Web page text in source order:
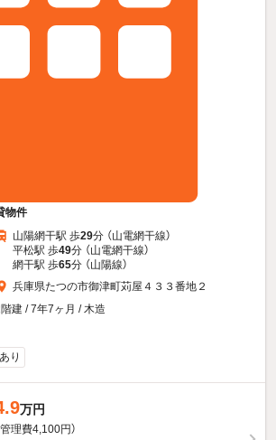
物件
山陽網干駅 歩29分 （山電網干線）
平松駅 歩49分 （山電網干線）
網干駅 歩65分 （山陽線）
兵庫県たつの市御津町苅屋４３３番地２
建 / 7年7ヶ月 / 木造
り
万円
管理費4,100円）